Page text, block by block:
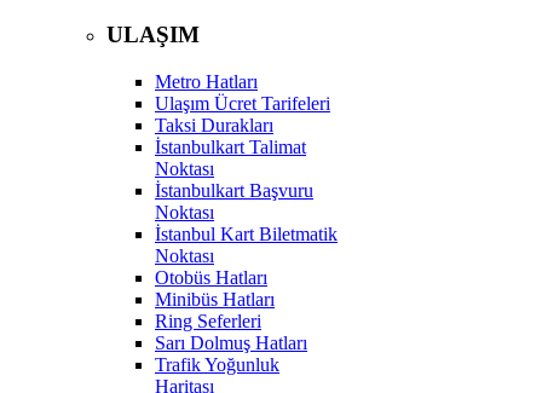
ULAŞIM
Metro Hatları
Ulaşım Ücret Tarifeleri
Taksi Durakları
İstanbulkart Talimat
Noktası
İstanbulkart Başvuru
Noktası
İstanbul Kart Biletmatik
Noktası
Otobüs Hatları
Minibüs Hatları
Ring Seferleri
Sarı Dolmuş Hatları
Trafik Yoğunluk
Haritası